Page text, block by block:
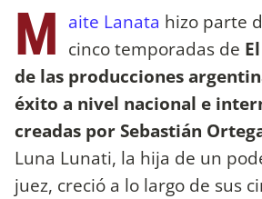
M aite Lanata hizo parte
cinco temporadas de
de las producciones
éxito a nivel nacional e
creadas por Sebastián
Luna Lunati, la hija de un
juez, creció a lo largo de sus